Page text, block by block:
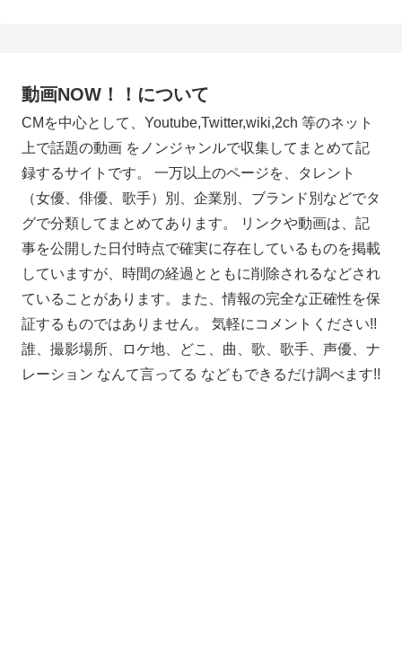
動画NOW！！について
CMを中心として、Youtube,Twitter,wiki,2ch 等のネット
上で話題の動画 をノンジャンルで収集してまとめて記
録するサイトです。 一万以上のページを、タレント
（女優、俳優、歌手）別、企業別、ブランド別などでタ
グで分類してまとめてあります。 リンクや動画は、記
事を公開した日付時点で確実に存在しているものを掲載
していますが、時間の経過とともに削除されるなどされ
ていることがあります。また、情報の完全な正確性を保
証するものではありません。 気軽にコメントください!!
誰、撮影場所、ロケ地、どこ、曲、歌、歌手、声優、ナ
レーション なんて言ってる などもできるだけ調べます!!